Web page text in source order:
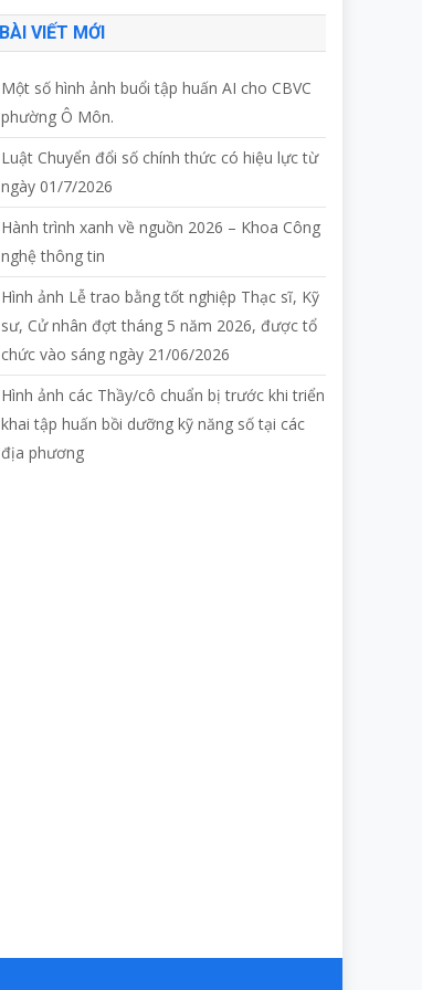
BÀI VIẾT MỚI
Một số hình ảnh buổi tập huấn AI cho CBVC
phường Ô Môn.
Luật Chuyển đổi số chính thức có hiệu lực từ
ngày 01/7/2026
Hành trình xanh về nguồn 2026 – Khoa Công
nghệ thông tin
Hình ảnh Lễ trao bằng tốt nghiệp Thạc sĩ, Kỹ
sư, Cử nhân đợt tháng 5 năm 2026, được tổ
chức vào sáng ngày 21/06/2026
Hình ảnh các Thầy/cô chuẩn bị trước khi triển
khai tập huấn bồi dưỡng kỹ năng số tại các
địa phương